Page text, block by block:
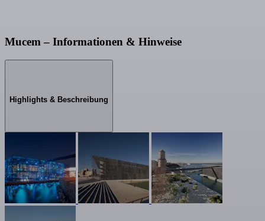
Mucem – Informationen & Hinweise
Highlights & Beschreibung